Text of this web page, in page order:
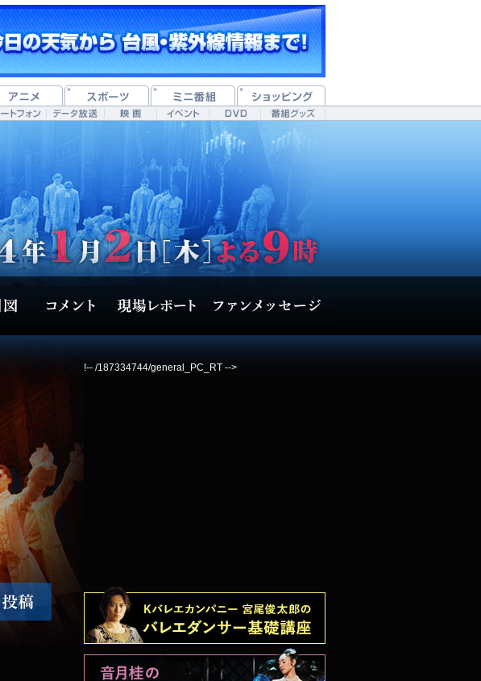
!-- /187334744/general_PC_RT -->